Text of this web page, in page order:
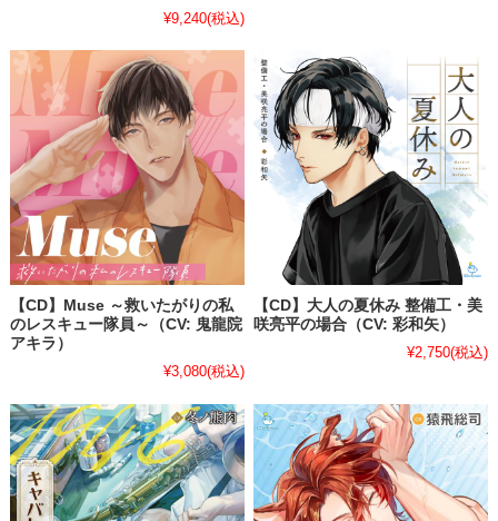
¥9,240(税込)
【CD】Muse ～救いたがりの私
のレスキュー隊員～（CV: 鬼龍院
アキラ）
¥3,080(税込)
【CD】大人の夏休み 整備工・美
咲亮平の場合（CV: 彩和矢）
¥2,750(税込)